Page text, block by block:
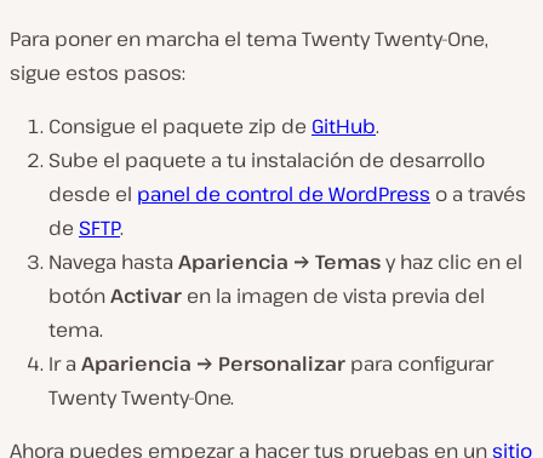
Para poner en marcha el tema Twenty Twenty-One,
sigue estos pasos:
Consigue el paquete zip de GitHub.
Sube el paquete a tu instalación de desarrollo
desde el panel de control de WordPress o a través
de SFTP.
Navega hasta Apariencia → Temasy haz clic en el
botónActivar en la imagen de vista previa del
tema.
Ir a Apariencia → Personalizar para configurar
Twenty Twenty-One.
Ahora puedes empezar a hacer tus pruebas en unsitio